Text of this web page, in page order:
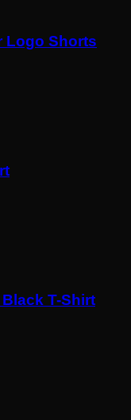
Logo Shorts
T-Shirt